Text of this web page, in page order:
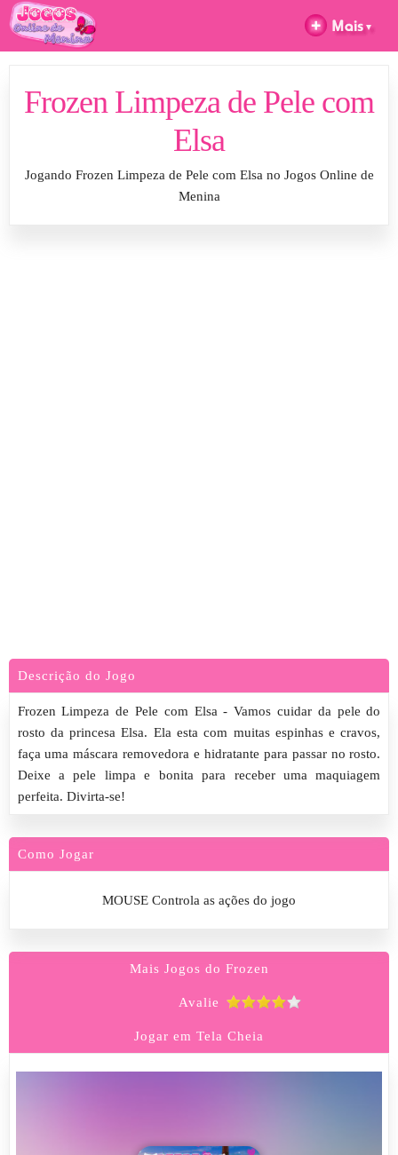
Frozen Limpeza de Pele com
Elsa
Jogando Frozen Limpeza de Pele com Elsa no Jogos Online de
Menina
Descrição do Jogo
Frozen Limpeza de Pele com Elsa - Vamos cuidar da pele do
rosto da princesa Elsa. Ela esta com muitas espinhas e cravos,
faça uma máscara removedora e hidratante para passar no rosto.
Deixe a pele limpa e bonita para receber uma maquiagem
perfeita. Divirta-se!
Como Jogar
MOUSE Controla as ações do jogo
Mais Jogos do Frozen
Avalie
Jogar em Tela Cheia